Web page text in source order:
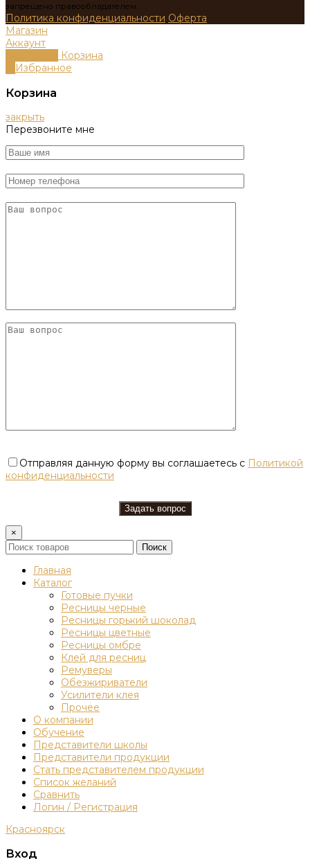
запрещено правообладателем.
Политика конфиденциальности Оферта
Магазин
Аккаунт
Корзина
Избранное
Корзина
закрыть
Перезвоните мне
Отправляя данную форму вы соглашаетесь с Политикой
конфиденциальности
×
Поиск
Главная
Каталог
Готовые пучки
Ресницы черные
Ресницы горький шоколад
Ресницы цветные
Ресницы омбре
Клей для ресниц
Ремуверы
Обезжириватели
Усилители клея
Прочее
О компании
Обучение
Представители школы
Представители продукции
Стать представителем продукции
Список желаний
Сравнить
Логин / Регистрация
Красноярск
Вход